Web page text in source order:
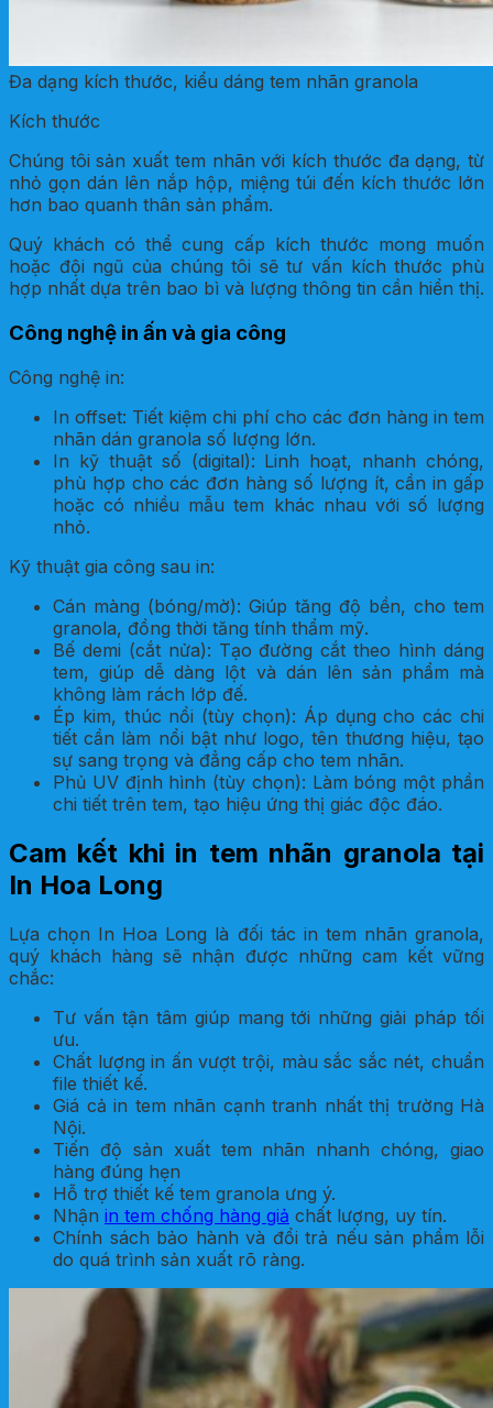
Đa dạng kích thước, kiểu dáng tem nhãn granola
Kích thước
Chúng tôi sản xuất tem nhãn với kích thước đa dạng, từ
nhỏ gọn dán lên nắp hộp, miệng túi đến kích thước lớn
hơn bao quanh thân sản phẩm.
Quý khách có thể cung cấp kích thước mong muốn
hoặc đội ngũ của chúng tôi sẽ tư vấn kích thước phù
hợp nhất dựa trên bao bì và lượng thông tin cần hiển thị.
Công nghệ in ấn và gia công
Công nghệ in:
In offset: Tiết kiệm chi phí cho các đơn hàng in tem
nhãn dán granola số lượng lớn.
In kỹ thuật số (digital): Linh hoạt, nhanh chóng,
phù hợp cho các đơn hàng số lượng ít, cần in gấp
hoặc có nhiều mẫu tem khác nhau với số lượng
nhỏ.
Kỹ thuật gia công sau in:
Cán màng (bóng/mờ): Giúp tăng độ bền, cho tem
granola, đồng thời tăng tính thẩm mỹ.
Bế demi (cắt nửa): Tạo đường cắt theo hình dáng
tem, giúp dễ dàng lột và dán lên sản phẩm mà
không làm rách lớp đế.
Ép kim, thúc nổi (tùy chọn): Áp dụng cho các chi
tiết cần làm nổi bật như logo, tên thương hiệu, tạo
sự sang trọng và đẳng cấp cho tem nhãn.
Phủ UV định hình (tùy chọn): Làm bóng một phần
chi tiết trên tem, tạo hiệu ứng thị giác độc đáo.
Cam kết khi in tem nhãn granola tại
In Hoa Long
Lựa chọn In Hoa Long là đối tác in tem nhãn granola,
quý khách hàng sẽ nhận được những cam kết vững
chắc:
Tư vấn tận tâm giúp mang tới những giải pháp tối
ưu.
Chất lượng in ấn vượt trội, màu sắc sắc nét, chuẩn
file thiết kế.
Giá cả in tem nhãn cạnh tranh nhất thị trường Hà
Nội.
Tiến độ sản xuất tem nhãn nhanh chóng, giao
hàng đúng hẹn
Hỗ trợ thiết kế tem granola ưng ý.
Nhận in tem chống hàng giả chất lượng, uy tín.
Chính sách bảo hành và đổi trả nếu sản phẩm lỗi
do quá trình sản xuất rõ ràng.